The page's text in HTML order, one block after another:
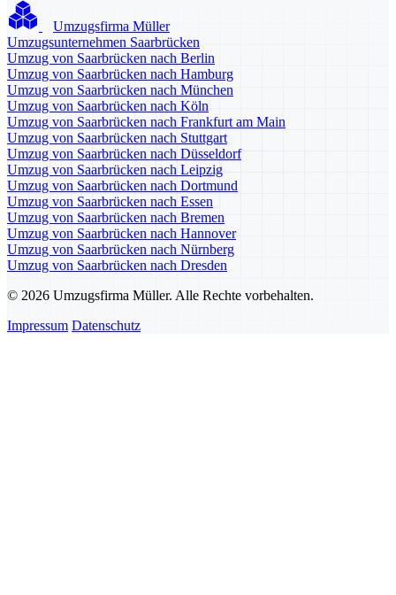
Umzugsfirma Müller
Umzugsunternehmen Saarbrücken
Umzug von Saarbrücken nach Berlin
Umzug von Saarbrücken nach Hamburg
Umzug von Saarbrücken nach München
Umzug von Saarbrücken nach Köln
Umzug von Saarbrücken nach Frankfurt am Main
Umzug von Saarbrücken nach Stuttgart
Umzug von Saarbrücken nach Düsseldorf
Umzug von Saarbrücken nach Leipzig
Umzug von Saarbrücken nach Dortmund
Umzug von Saarbrücken nach Essen
Umzug von Saarbrücken nach Bremen
Umzug von Saarbrücken nach Hannover
Umzug von Saarbrücken nach Nürnberg
Umzug von Saarbrücken nach Dresden
© 2026 Umzugsfirma Müller. Alle Rechte vorbehalten.
Impressum Datenschutz